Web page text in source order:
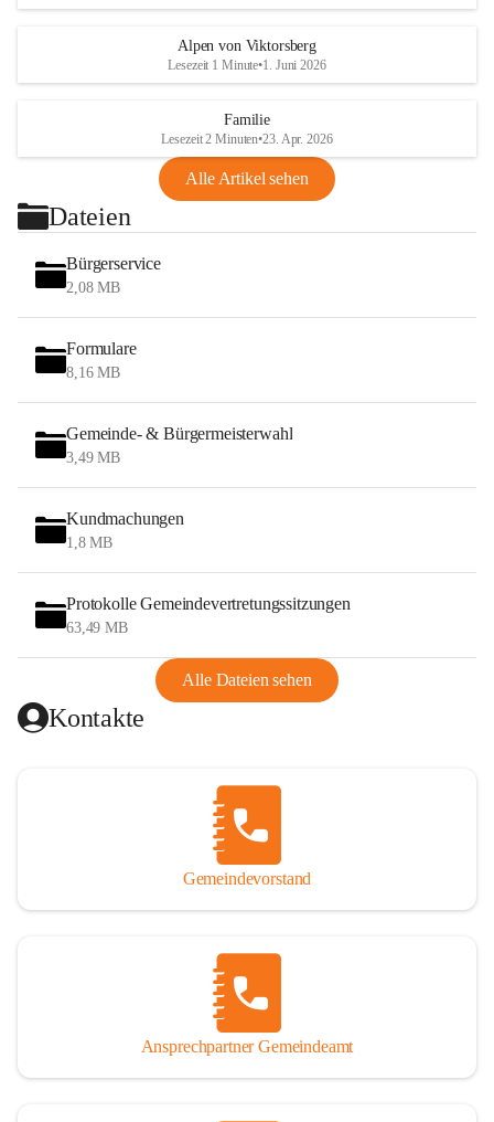
Alpen von Viktorsberg
Lesezeit 1 Minute•1. Juni 2026
Familie
Lesezeit 2 Minuten•23. Apr. 2026
Alle Artikel sehen
Dateien
Bürgerservice
2,08 MB
Formulare
8,16 MB
Gemeinde- & Bürgermeisterwahl
3,49 MB
Kundmachungen
1,8 MB
Protokolle Gemeindevertretungssitzungen
63,49 MB
Alle Dateien sehen
Kontakte
Gemeindevorstand
Ansprechpartner Gemeindeamt